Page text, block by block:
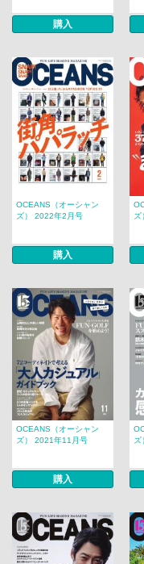
購入
OCEANS（オーシャン
ズ） 2022年2月号
購入
ズ
OCEANS（オーシャン
ズ） 2021年11月号
購入
ズ